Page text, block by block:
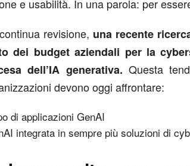
e usabilità. In una parola: per
revisione, una recente
dei budget aziendali per la
dell’IA generativa. Questa
devono oggi affrontare:
di applicazioni GenAI
integrata in sempre più soluzioni di